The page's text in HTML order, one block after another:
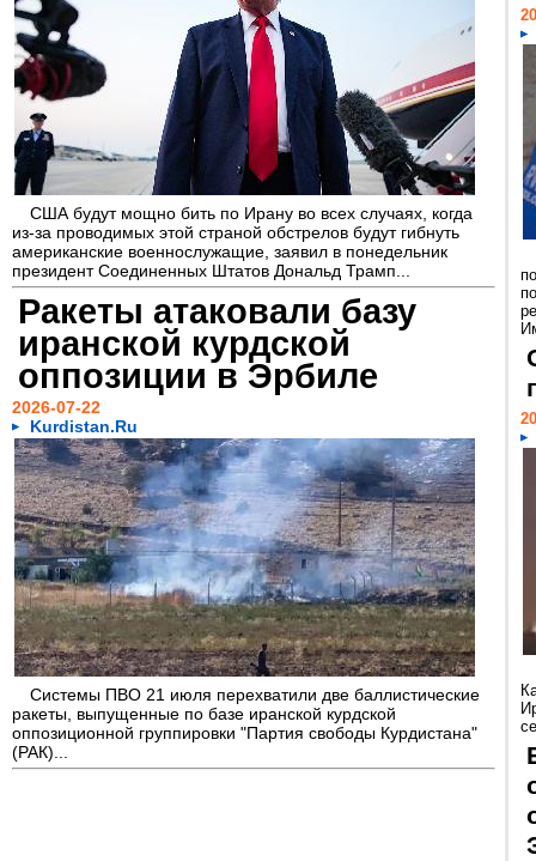
США будут мощно бить по Ирану во всех случаях, когда
из-за проводимых этой страной обстрелов будут гибнуть
американские военнослужащие, заявил в понедельник
президент Соединенных Штатов Дональд Трамп...
Ракеты атаковали базу
иранской курдской
оппозиции в Эрбиле
2026-07-22
Kurdistan.Ru
Системы ПВО 21 июля перехватили две баллистические
ракеты, выпущенные по базе иранской курдской
оппозиционной группировки "Партия свободы Курдистана"
(РАК)...